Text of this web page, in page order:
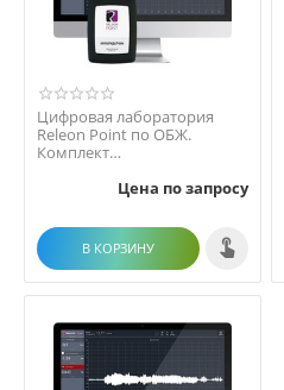
Цифровая лаборатория
Releon Point по ОБЖ.
Комплект
Цена по запросу
В КОРЗИНУ